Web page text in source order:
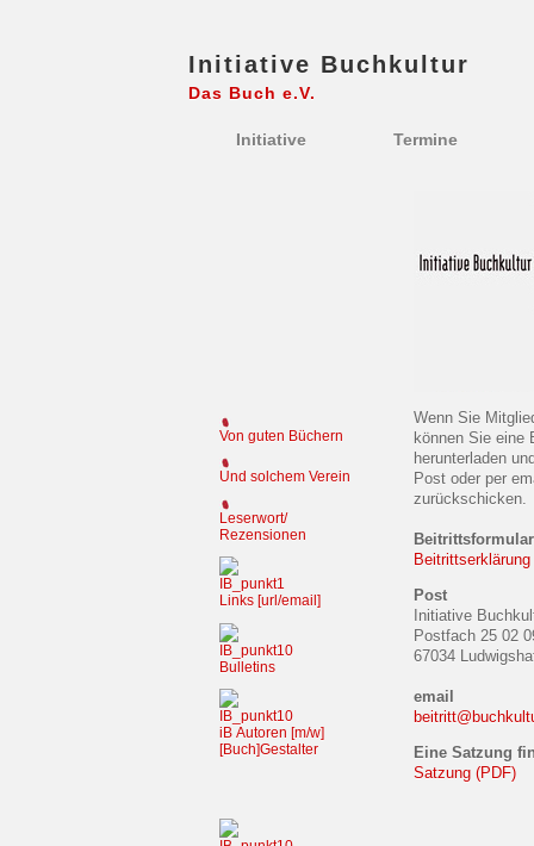
Initiative Buchkultur
Das Buch e.V.
Initiative Termine
Wenn Sie
können Sie eine
herunterladen
Post oder per
zurückschicken.
Post
Initiative
Postfach 25 02
67034
email
Eine Satzung
Satzung (PDF)
Von guten Büchern
Und solchem Verein
Leserwort/
Rezensionen
Links [url/email]
Bulletins
iB Autoren [m/w]
[Buch]Gestalter